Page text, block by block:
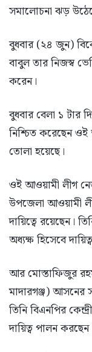
সমালোচনা ঝড়
বুধবার (২৪ জুন)
বাবুল তার নিজস্ব
করেন।
বুধবার বেলা ১ টার
নিশ্চিত করেছেন
তোলা হয়েছে।
ওই আওয়ামী লীগ
উপজেলা আওয়ামী
দায়িত্বে রয়েছেন।
অধ্যক্ষ হিসেবে
আর মোস্তাফিজুর
মাদারগঞ্জ) আসনের
তিনি বিএনপির
দায়িত্ব পালন